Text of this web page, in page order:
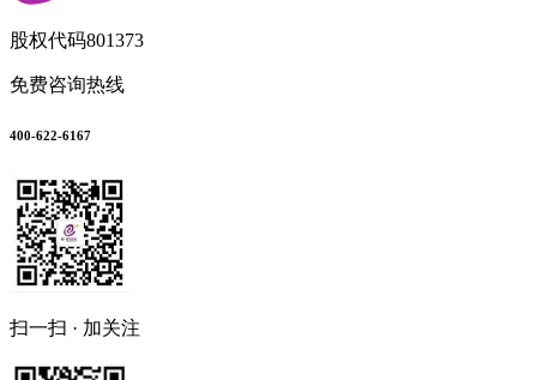
股权代码801373
免费咨询热线
400-622-6167
扫一扫 · 加关注